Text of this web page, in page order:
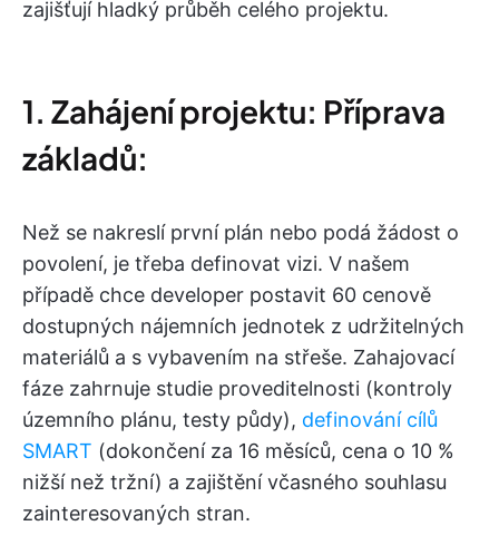
zajišťují hladký průběh celého projektu.
1. Zahájení projektu: Příprava
základů:
Než se nakreslí první plán nebo podá žádost o
povolení, je třeba definovat vizi. V našem
případě chce developer postavit 60 cenově
dostupných nájemních jednotek z udržitelných
materiálů a s vybavením na střeše. Zahajovací
fáze zahrnuje studie proveditelnosti (kontroly
územního plánu, testy půdy), definování cílů
SMART (dokončení za 16 měsíců, cena o 10 %
nižší než tržní) a zajištění včasného souhlasu
zainteresovaných stran.